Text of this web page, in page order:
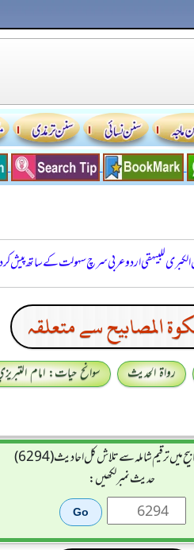
الكبرى للبيهقي اردو عربی سرچ سہولت کے ساتھ پیش
المصابيح سے متعلقہ
رواۃ الحدیث
سوانح حیات: امام
میں ترقیم شاملہ سے تلاش کل احادیث (6294)
حدیث نمبر لکھیں: